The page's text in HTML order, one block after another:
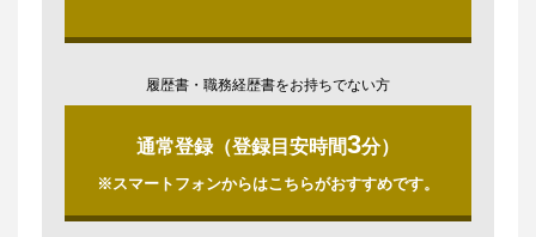
履歴書・職務経歴書をお持ちでない方
通常登録（登録目安時間3分）
※スマートフォンからはこちらがおすすめです。